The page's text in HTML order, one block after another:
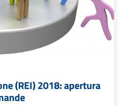
(REI) 2018: apertura